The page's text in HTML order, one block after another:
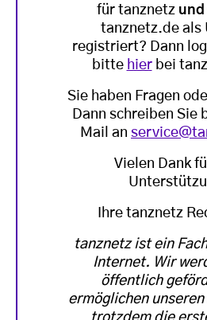
für tanznetz und
tanznetz.de als
registriert? Dann
bitte hierbei
Sie haben Fragen
Dann schreiben Sie
Mail an
Vielen Dank
Ihre tanznetz
tanznetz ist ein
Internet. Wir
öffentlich
ermöglichen